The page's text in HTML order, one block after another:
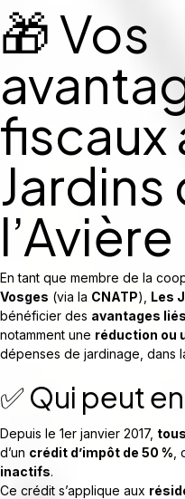
🎁 Vos
fiscaux
Jardins
l’Avière
En tant que membre de la
Vosges (via la CNATP), Les
bénéficier des avantages
notamment une réduction ou
dépenses de jardinage, dans
✅ Qui peut
Depuis le 1er janvier 2017,
d’un crédit d’impôt de 50 %
inactifs.
Ce crédit s’applique aux